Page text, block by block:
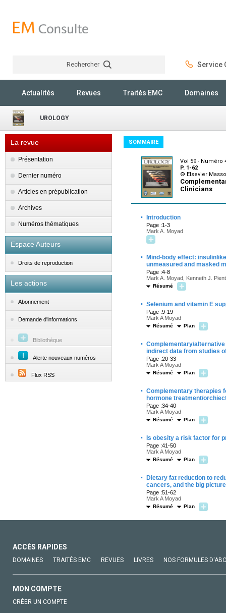
Rechercher Service
Actualités Revues Traités EMC Domaines
UROLOGY
La revue
Présentation
Dernier numéro
Articles en prépublication
Archives
Numéros thématiques
Espace Auteurs
Droits de reproduction
Les actions
Abonnement
Demande d'informations
Bibliothèque
Alerte nouveaux numéros
Flux RSS
SOMMAIRE
Vol 59 - Numéro
P. 1-62
© Elsevier
Clinicians
· Introduction
Page :1-3
Mark A. Moyad
·
Mind-body effect:
unmeasured and masked
Page :4-8
Mark A. Moyad, Kenneth J.
Résumé
· Selenium and vitamin E
Page :9-19
Mark A Moyad
Résumé Plan
· Complementary/
indirect data from studies
Page :20-33
Mark A Moyad
Résumé Plan
· Complementary therapies
hormone treatment/
Page :34-40
Mark A Moyad
Résumé Plan
· Is obesity a risk factor for
Page :41-50
Mark A Moyad
Résumé Plan
·
Dietary fat reduction to
cancers, and the big picture
Page :51-62
Mark A Moyad
Résumé Plan
ACCÈS RAPIDES
DOMAINES TRAITÉS EMC REVUES LIVRES NOS FORMULES
MON COMPTE
CRÉER UN COMPTE